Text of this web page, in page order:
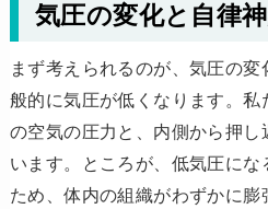
気圧の変化と自律
まず考えられるのが、気圧の
般的に気圧が低くなります。私
の空気の圧力と、内側から押し
います。ところが、低気圧に
ため、体内の組織がわずかに膨